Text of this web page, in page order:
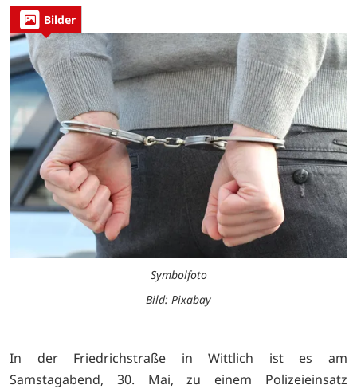
Bilder
Symbolfoto
Bild: Pixabay
In der Friedrichstraße in Wittlich ist es am
Samstagabend, 30. Mai, zu einem Polizeieinsatz